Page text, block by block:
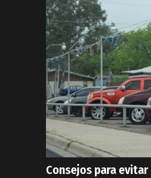
Consejos para